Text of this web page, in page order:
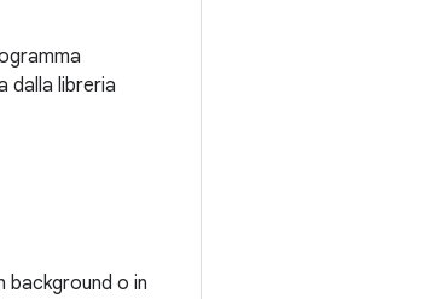
dalla libreria
background o in